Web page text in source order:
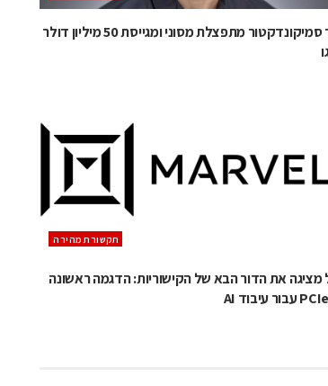
אלטייר סמיקונדקטור מתפצלת מסוני ומגייסת 50 מיליון דולר
תקשורת מהירה
מציגה את הדור הבא של הקישוריות: הדגמה ראשונה